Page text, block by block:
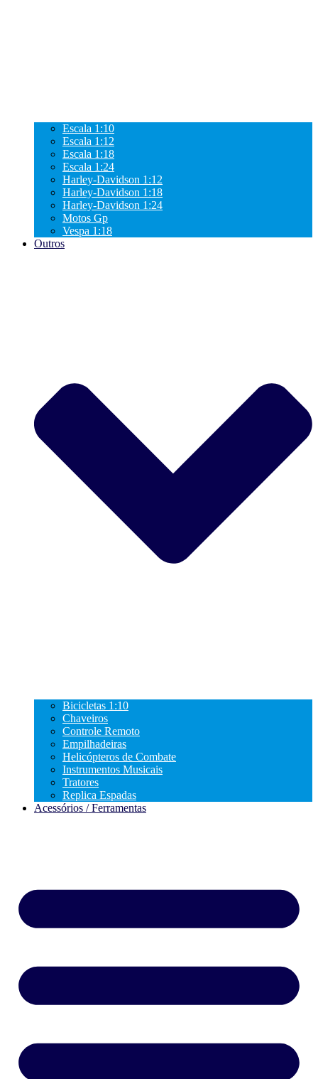
Escala 1:10
Escala 1:12
Escala 1:18
Escala 1:24
Harley-Davidson 1:12
Harley-Davidson 1:18
Harley-Davidson 1:24
Motos Gp
Vespa 1:18
Outros
Bicicletas 1:10
Chaveiros
Controle Remoto
Empilhadeiras
Helicópteros de Combate
Instrumentos Musicais
Tratores
Replica Espadas
Acessórios / Ferramentas